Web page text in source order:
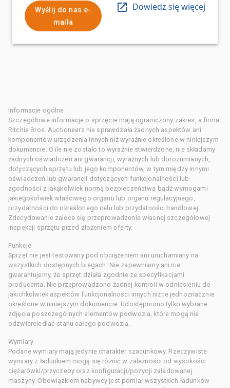
Wyślij do nas e-
maila
Dowiedz się więcej
Informacje ogólne
Szczegółowe informacje o sprzęcie mają ograniczony zakres, a firma
Ritchie Bros. Auctioneers nie sprawdzała żadnych aspektów ani
komponentów urządzenia innych niż wyraźnie określone w niniejszym
dokumencie. O ile nie zostało to wyraźnie stwierdzone, nie składamy
żadnych oświadczeń ani gwarancji, wyraźnych lub dorozumianych,
dotyczących sprzętu lub jego komponentów, w tym między innymi
oświadczeń lub gwarancji dotyczących funkcjonalności lub
zgodności z jakąkolwiek normą bezpieczeństwa bądź wymogami
jakiegokolwiek właściwego organu lub organu regulacyjnego,
przydatności do określonego celu lub przydatności handlowej.
Zdecydowanie zaleca się przeprowadzenie własnej szczegółowej
inspekcji sprzętu przed złożeniem oferty.
Funkcje
Sprzęt nie jest testowany pod obciążeniem ani uruchamiany na
wszystkich dostępnych biegach. Nie zapewniamy ani nie
gwarantujemy, że sprzęt działa zgodnie ze specyfikacjami
producenta. Nie przeprowadzono żadnej kontroli w odniesieniu do
jakichkolwiek aspektów funkcjonalności innych niż te jednoznacznie
określone w niniejszym dokumencie. Udostępniono tylko wybrane
zdjęcia poszczególnych elementów podwozia, które mogą nie
odzwierciedlać stanu całego podwozia.
Wymiary
Podane wymiary mają jedynie charakter szacunkowy. Rzeczywiste
wymiary z ładunkiem mogą się różnić w zależności od wysokości
ciężarówki/przyczepy oraz konfiguracji/pozycji załadowanej
maszyny. Obowiązkiem nabywcy jest pomiar wszystkich ładunków